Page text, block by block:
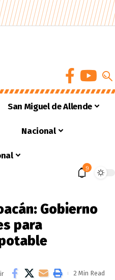
San Miguel de Allende
Nacional
9
Gobierno
para
2 Min Read